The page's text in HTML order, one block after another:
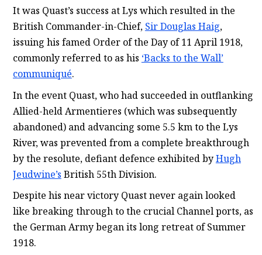
It was Quast’s success at Lys which resulted in the
British Commander-in-Chief, Sir Douglas Haig,
issuing his famed Order of the Day of 11 April 1918,
commonly referred to as his ‘Backs to the Wall’
communiqué.
In the event Quast, who had succeeded in outflanking
Allied-held Armentieres (which was subsequently
abandoned) and advancing some 5.5 km to the Lys
River, was prevented from a complete breakthrough
by the resolute, defiant defence exhibited byHugh
Jeudwine’s British 55th Division.
Despite his near victory Quast never again looked
like breaking through to the crucial Channel ports, as
the German Army began its long retreat of Summer
1918.